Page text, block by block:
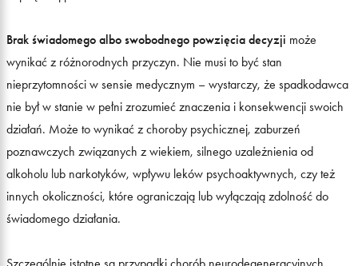
Brak świadomego albo swobodnego powzięcia decyzji może
wynikać z różnorodnych przyczyn. Nie musi to być stan
nieprzytomności w sensie medycznym – wystarczy, że spadkodawca
nie był w stanie w pełni zrozumieć znaczenia i konsekwencji swoich
działań. Może to wynikać z choroby psychicznej, zaburzeń
poznawczych związanych z wiekiem, silnego uzależnienia od
alkoholu lub narkotyków, wpływu leków psychoaktywnych, czy też
innych okoliczności, które ograniczają lub wyłączają zdolność do
świadomego działania.